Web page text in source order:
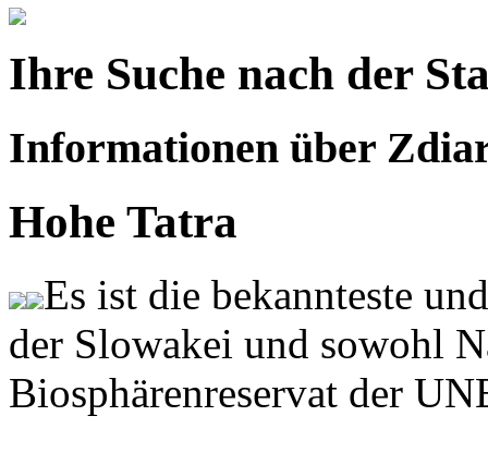
Ihre Suche nach der
Informationen über
Hohe Tatra
Es ist die bekannteste
der Slowakei und sowohl
Biosphärenreservat der